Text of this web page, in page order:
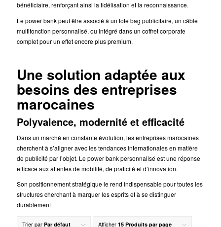
bénéficiaire, renforçant ainsi la fidélisation et la reconnaissance.
Le power bank peut être associé à un tote bag publicitaire, un câble
multifonction personnalisé, ou intégré dans un coffret corporate
complet pour un effet encore plus premium.
Une solution adaptée aux
besoins des entreprises
marocaines
Polyvalence, modernité et efficacité
Dans un marché en constante évolution, les entreprises marocaines
cherchent à s’aligner avec les tendances internationales en matière
de publicité par l’objet. Le power bank personnalisé est une réponse
efficace aux attentes de mobilité, de praticité et d’innovation.
Son positionnement stratégique le rend indispensable pour toutes les
structures cherchant à marquer les esprits et à se distinguer
durablement
Trier par Par défaut Afficher 15 Produits par page